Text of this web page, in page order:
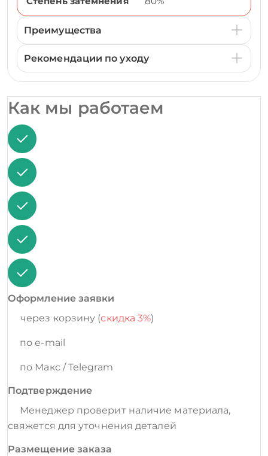
Преимущества
Рекомендации по уходу
Как мы работаем
Оформление заявки
через корзину (скидка 3%)
по e-mail
по Макс / Telegram
Подтверждение
Менеджер проверит наличие материала,
свяжется для уточнения деталей
Размещение заказа